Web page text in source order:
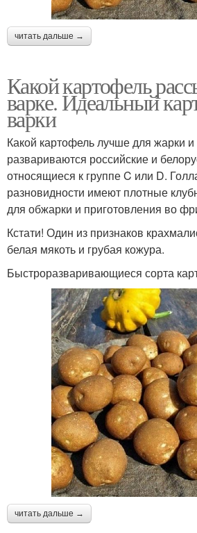
читать дальше →
Какой картофель
варке. Идеальный
варки
Какой картофель лучше для жарки
развариваются российские и
относящиеся к группе C или D.
разновидности имеют плотные
для обжарки и приготовления во
Кстати! Один из признаков
белая мякоть и грубая кожура.
Быстроразваривающиеся сорта
читать дальше →